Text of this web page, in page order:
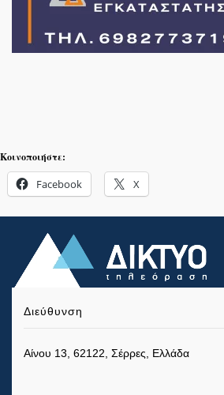
Κοινοποιήστε:
Facebook X
Διεύθυνση
Αίνου 13, 62122, Σέρρες, Ελλάδα